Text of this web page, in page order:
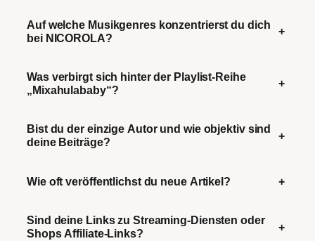
Auf welche Musikgenres konzentrierst du dich
bei NICOROLA?
+
Was verbirgt sich hinter der Playlist-Reihe
„Mixahulababy“?
+
Bist du der einzige Autor und wie objektiv sind
deine Beiträge?
+
Wie oft veröffentlichst du neue Artikel? +
Sind deine Links zu Streaming-Diensten oder
Shops Affiliate-Links?
+